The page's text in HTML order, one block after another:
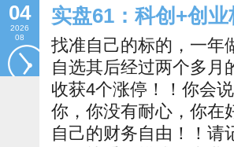
04
2026
08
实盘61：科创+创
找准自己的标的，一年
自选其后经过两个多月
收获4个涨停！！你会
你，你没有耐心，你在
自己的财务自由！！请